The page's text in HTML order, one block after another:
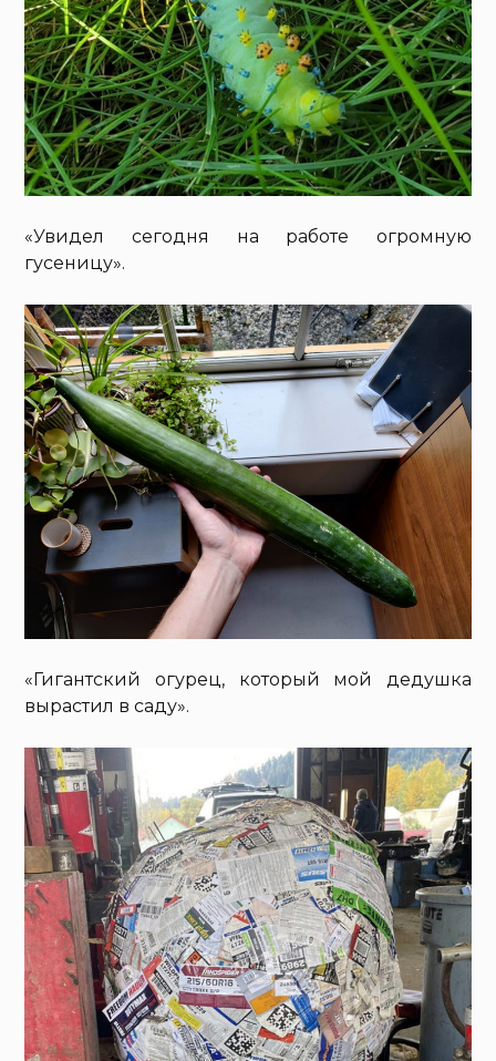
«Увидел сегодня на работе огромную
гусеницу».
«Гигантский огурец, который мой дедушка
вырастил в саду».